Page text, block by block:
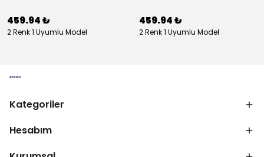
459.94 ₺
2 Renk 1 Uyumlu Model
459.94 ₺
2 Renk 1 Uyumlu Model
Kategoriler
Hesabım